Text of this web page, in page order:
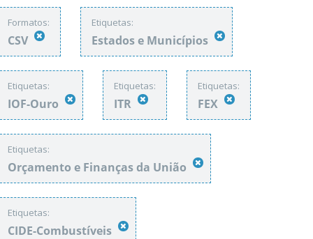
Formatos:
CSV
Etiquetas:
Estados e Municípios
Etiquetas:
IOF-Ouro
Etiquetas:
ITR
Etiquetas:
FEX
Etiquetas:
Orçamento e Finanças da União
Etiquetas:
CIDE-Combustíveis